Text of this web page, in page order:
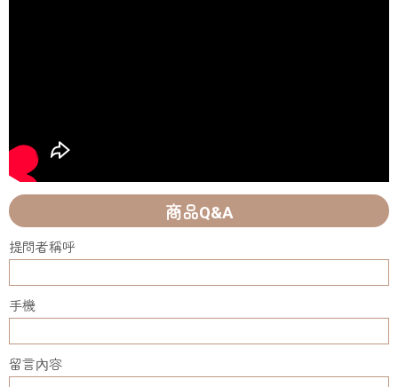
商品Q&A
提問者稱呼
手機
留言內容